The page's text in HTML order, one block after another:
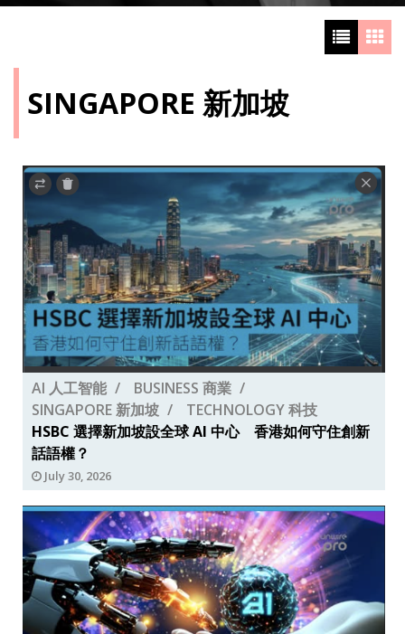
SINGAPORE 新加坡
AI 人工智能
BUSINESS 商業
SINGAPORE 新加坡
TECHNOLOGY 科技
HSBC 選擇新加坡設全球 AI 中心 香港如何守住創新
話語權？
July 30, 2026